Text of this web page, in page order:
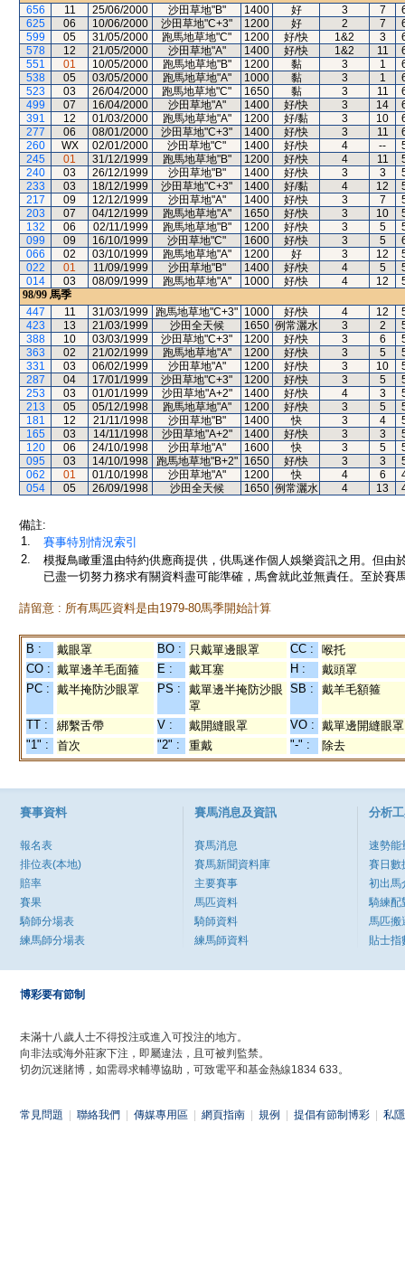
656
11 25/06/2000 沙田草地"B" 1400 好 3 7
625
06 10/06/2000 沙田草地"C+3" 1200 好 2 7
599
05 31/05/2000 跑馬地草地"C" 1200 好/快 1&2 3
578
12 21/05/2000 沙田草地"A" 1400 好/快 1&2 11
551
01 10/05/2000 跑馬地草地"B" 1200 黏 3 1
538
05 03/05/2000 跑馬地草地"A" 1000 黏 3 1
523
03 26/04/2000 跑馬地草地"C" 1650 黏 3 11
499
07 16/04/2000 沙田草地"A" 1400 好/快 3 14
391
12 01/03/2000 跑馬地草地"A" 1200 好/黏 3 10
277
06 08/01/2000 沙田草地"C+3" 1400 好/快 3 11
260
WX 02/01/2000 沙田草地"C" 1400 好/快 4 --
245
01 31/12/1999 跑馬地草地"B" 1200 好/快 4 11
240
03 26/12/1999 沙田草地"B" 1400 好/快 3 3
233
03 18/12/1999 沙田草地"C+3" 1400 好/黏 4 12
217
09 12/12/1999 沙田草地"A" 1400 好/快 3 7
203
07 04/12/1999 跑馬地草地"A" 1650 好/快 3 10
132
06 02/11/1999 跑馬地草地"B" 1200 好/快 3 5
099
09 16/10/1999 沙田草地"C" 1600 好/快 3 5
066
02 03/10/1999 跑馬地草地"A" 1200 好 3 12
022
01 11/09/1999 沙田草地"B" 1400 好/快 4 5
014
03 08/09/1999 跑馬地草地"A" 1000 好/快 4 12
98/99 馬季
447
11 31/03/1999 跑馬地草地"C+3" 1000 好/快 4 12
423
13 21/03/1999 沙田全天候 1650 例常灑水 3 2
388
10 03/03/1999 沙田草地"C+3" 1200 好/快 3 6
363
02 21/02/1999 跑馬地草地"A" 1200 好/快 3 5
331
03 06/02/1999 沙田草地"A" 1200 好/快 3 10
287
04 17/01/1999 沙田草地"C+3" 1200 好/快 3 5
253
03 01/01/1999 沙田草地"A+2" 1400 好/快 4 3
213
05 05/12/1998 跑馬地草地"A" 1200 好/快 3 5
181
12 21/11/1998 沙田草地"B" 1400 快 3 4
165
03 14/11/1998 沙田草地"A+2" 1400 好/快 3 3
120
06 24/10/1998 沙田草地"A" 1600 快 3 5
095
03 14/10/1998 跑馬地草地"B+2" 1650 好/快 3 3
062
01 01/10/1998 沙田草地"A" 1200 快 4 6
054
05 26/09/1998 沙田全天候 1650 例常灑水 4 13
備註:
1.
賽事特別情況索引
2.
模擬鳥瞰重溫由特約供應商提供，供馬迷作個人娛樂資訊之用。但
已盡一切努力務求有關資料盡可能準確，馬會就此並無責任。至於賽
請留意 : 所有馬匹資料是由1979-80馬季開始計算
B : 戴眼罩 BO : 只戴單邊眼罩 CC :
喉托
CO : 戴單邊羊毛面箍 E : 戴耳塞 H :
戴頭罩
PC : 戴半掩防沙眼罩 PS :
戴單邊半掩防沙眼
罩
SB : 戴羊毛額箍
TT : 綁繫舌帶 V : 戴開縫眼罩 VO : 戴單邊開縫眼罩
"1" :
首次 "2" : 重戴 "-" : 除去
賽事資料
報名表
排位表(本地)
賠率
賽果
騎師分場表
練馬師分場表
賽馬消息及資訊
賽馬消息
賽馬新聞資料庫
主要賽事
馬匹資料
騎師資料
練馬師資料
分析
速勢能
賽日數
初出馬
騎練配
馬匹搬
貼士指
博彩要有節制
未滿十八歲人士不得投注或進入可投注的地方。
向非法或海外莊家下注，即屬違法，且可被判監禁。
切勿沉迷賭博，如需尋求輔導協助，可致電平和基金熱線1834 633。
常見問題 聯絡我們 傳媒專用區 網頁指南 規例 提倡有節制博彩 私